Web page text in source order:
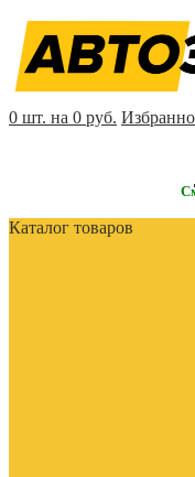
0 шт. на 0 руб.
Каталог товаров